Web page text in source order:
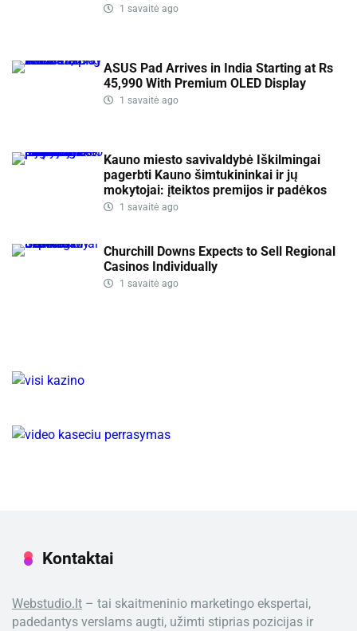
1 savaitė ago
ASUS Pad Arrives in India Starting at Rs
45,990 With Premium OLED Display
1 savaitė ago
Kauno miesto savivaldybė Iškilmingai
pagerbti Kauno šimtukininkai ir jų
mokytojai: įteiktos premijos ir padėkos
1 savaitė ago
Churchill Downs Expects to Sell Regional
Casinos Individually
1 savaitė ago
Kontaktai
Webstudio.lt – tai skaitmeninio marketingo ekspertai,
padedantys verslams augti, užimti stiprias pozicijas ir